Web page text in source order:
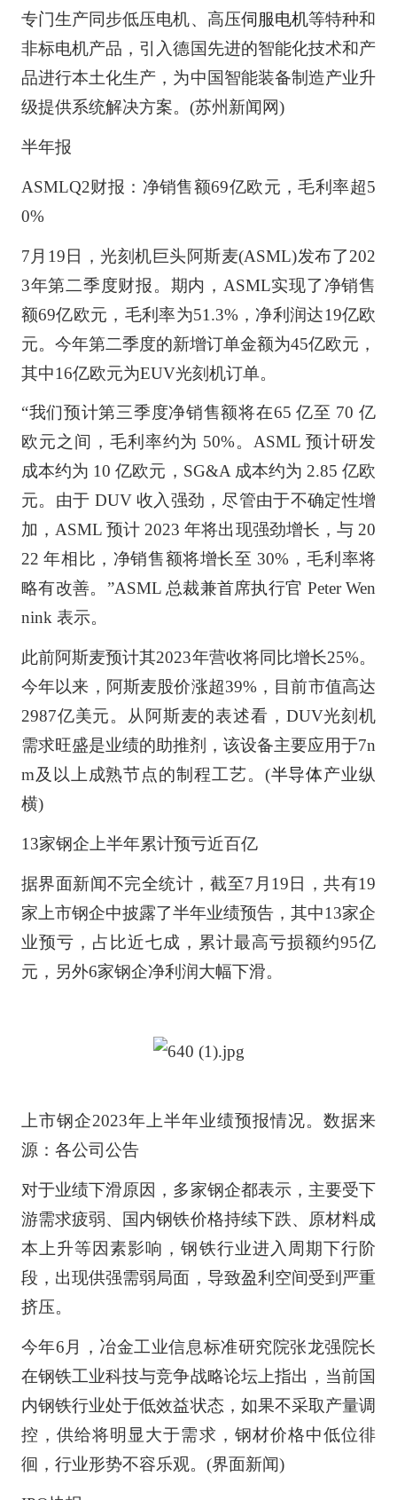
专门生产同步低压电机、高压伺服电机等特种和
非标电机产品，引入德国先进的智能化技术和产
品进行本土化生产，为中国智能装备制造产业升
级提供系统解决方案。(苏州新闻网)
半年报
ASMLQ2财报：净销售额69亿欧元，毛利率超5
0%
7月19日，光刻机巨头阿斯麦(ASML)发布了202
3年第二季度财报。期内，ASML实现了净销售
额69亿欧元，毛利率为51.3%，净利润达19亿欧
元。今年第二季度的新增订单金额为45亿欧元，
其中16亿欧元为EUV光刻机订单。
“我们预计第三季度净销售额将在65 亿至 70 亿
欧元之间，毛利率约为 50%。ASML 预计研发
成本约为 10 亿欧元，SG&A 成本约为 2.85 亿欧
元。由于 DUV 收入强劲，尽管由于不确定性增
加，ASML 预计 2023 年将出现强劲增长，与 20
22 年相比，净销售额将增长至 30%，毛利率将
略有改善。”ASML 总裁兼首席执行官 Peter Wen
nink 表示。
此前阿斯麦预计其2023年营收将同比增长25%。
今年以来，阿斯麦股价涨超39%，目前市值高达
2987亿美元。从阿斯麦的表述看，DUV光刻机
需求旺盛是业绩的助推剂，该设备主要应用于7n
m及以上成熟节点的制程工艺。(半导体产业纵
横)
13家钢企上半年累计预亏近百亿
据界面新闻不完全统计，截至7月19日，共有19
家上市钢企中披露了半年业绩预告，其中13家企
业预亏，占比近七成，累计最高亏损额约95亿
元，另外6家钢企净利润大幅下滑。
上市钢企2023年上半年业绩预报情况。数据来
源：各公司公告
对于业绩下滑原因，多家钢企都表示，主要受下
游需求疲弱、国内钢铁价格持续下跌、原材料成
本上升等因素影响，钢铁行业进入周期下行阶
段，出现供强需弱局面，导致盈利空间受到严重
挤压。
今年6月，冶金工业信息标准研究院张龙强院长
在钢铁工业科技与竞争战略论坛上指出，当前国
内钢铁行业处于低效益状态，如果不采取产量调
控，供给将明显大于需求，钢材价格中低位徘
徊，行业形势不容乐观。(界面新闻)